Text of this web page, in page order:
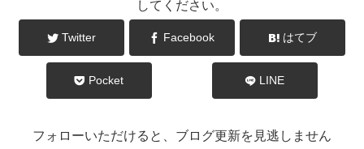
してください。
Twitter Facebook はてブ
Pocket LINE
フォローいただけると、ブログ更新を見逃しません